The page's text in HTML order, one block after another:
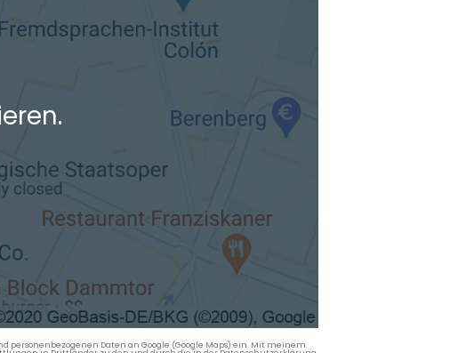
Daten an Google (Google Maps) ein. Mit meinem